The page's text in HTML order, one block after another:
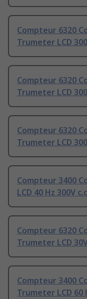
Compteur 6320
Trumeter LCD
Compteur 6320
Trumeter LCD
Compteur 6320
Trumeter LCD
Compteur 3400
LCD 40 Hz 300V
Compteur 6320
Trumeter LCD
Compteur 3400
Trumeter LCD 60